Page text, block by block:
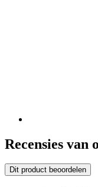
Recensies van
Dit product beoordelen